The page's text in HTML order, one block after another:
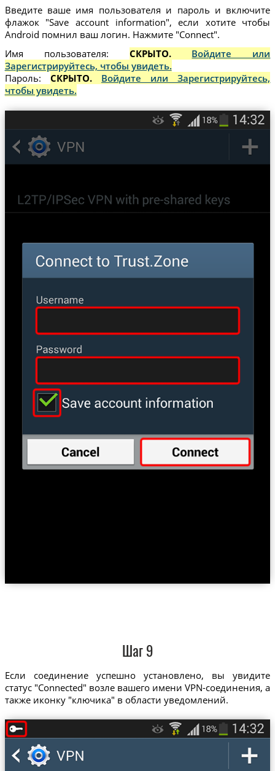
Введите ваше имя пользователя и пароль и включите
флажок "Save account information", если хотите чтобы
Android помнил ваш логин. Нажмите "Connect".
Имя пользователя: СКРЫТО. Войдите или
Зарегистрируйтесь, чтобы увидеть.
Пароль: СКРЫТО. Войдите или Зарегистрируйтесь,
чтобы увидеть.
Шаг 9
Если соединение успешно установлено, вы увидите
статус "Connected" возле вашего имени VPN-соединения, а
также иконку "ключика" в области уведомлений.